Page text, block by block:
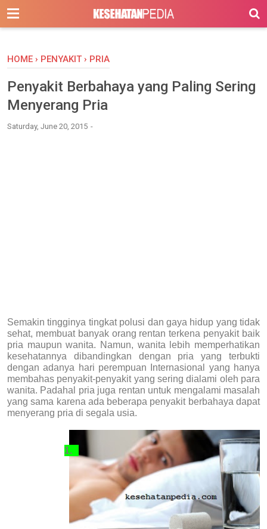
-->
HOME › PENYAKIT › PRIA
Penyakit Berbahaya yang Paling Sering
Menyerang Pria
Saturday, June 20, 2015
Semakin tingginya tingkat polusi dan gaya hidup yang tidak
sehat, membuat banyak orang rentan terkena penyakit baik
pria maupun wanita. Namun, wanita lebih memperhatikan
kesehatannya dibandingkan dengan pria yang terbukti
dengan adanya hari perempuan Internasional yang hanya
membahas penyakit-penyakit yang sering dialami oleh para
wanita. Padahal pria juga rentan untuk mengalami masalah
yang sama karena ada beberapa penyakit berbahaya dapat
menyerang pria di segala usia.
1.